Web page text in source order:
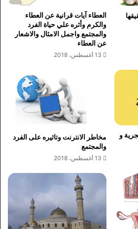
العطاء آيات قرانية عن العطاء
والكرم وأثره علي حياة الفرد
والمجتمع واجمل الامثال والاشعار
عن العطاء
13 أغسطس، 2018
و
مخاطر الانترنت وتاثيره على الفرد
والمجتمع
13 أغسطس، 2018